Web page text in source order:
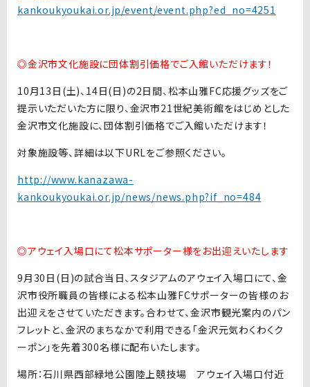
kankoukyoukai.or.jp/event/event.php?ed_no=4251
◎金沢市文化施設に団体割引価格でご入館いただけます！
10月13日(土)、14日(日)の2日間、松本山雅FC応援グッズをご
提示いただいた方に限り、金沢市21世紀美術館をはじめとした
金沢市文化施設に、団体割引価格でご入館いただけます！
対象施設等、詳細は以下URLをご参照ください。
http://www.kanazawa-
kankoukyoukai.or.jp/news/news.php?if_no=484
◎アウェイ入場口にて松本サポーター様をお出迎えいたします
9月30日(日)の試合当日、スタジアムのアウェイ入場口にて、金
沢市役所職員の皆様による松本山雅FCサポーターの皆様のお
出迎えをさせていただきます。合わせて、金沢市観光案内のパン
フレットと、金沢のまちなかで利用できる「金沢元気わくわくク
ーポン」を先着300名様に配布いたします。
場所：石川県西部緑地公園陸上競技場 アウェイ入場口付近